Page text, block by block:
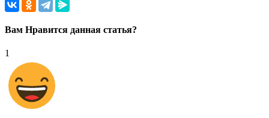
Вам Нравится данная статья?
1